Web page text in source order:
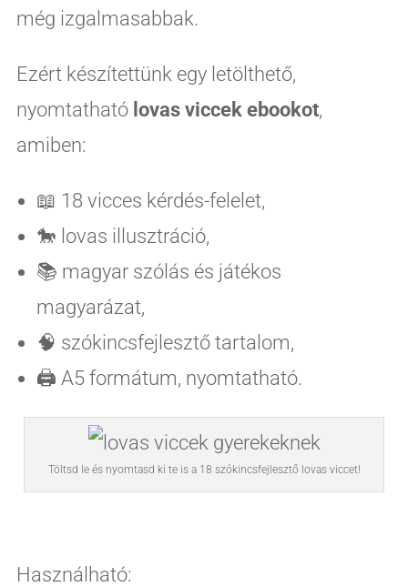
még izgalmasabbak.
Ezért készítettünk egy letölthető,
nyomtatható lovas viccek ebookot,
amiben:
📖 18 vicces kérdés-felelet,
🐎 lovas illusztráció,
📚 magyar szólás és játékos
magyarázat,
🧠 szókincsfejlesztő tartalom,
🖨️ A5 formátum, nyomtatható.
Töltsd le és nyomtasd ki te is a 18 szókincsfejlesztő lovas viccet!
Használható: